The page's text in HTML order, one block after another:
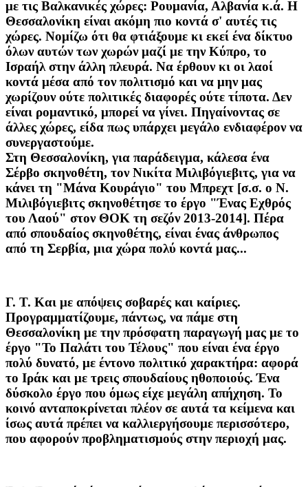
με τις Βαλκανικές χώρες: Ρουμανία, Αλβανία κ.ά. Η
Θεσσαλονίκη είναι ακόμη πιο κοντά σ' αυτές τις
χώρες. Νομίζω ότι θα φτιάξουμε κι εκεί ένα δίκτυο
όλων αυτών των χωρών μαζί με την Κύπρο, το
Ισραήλ στην άλλη πλευρά. Να έρθουν κι οι λαοί
κοντά μέσα από τον πολιτισμό και να μην μας
χωρίζουν ούτε πολιτικές διαφορές ούτε τίποτα. Δεν
είναι ρομαντικό, μπορεί να γίνει. Πηγαίνοντας σε
άλλες χώρες, είδα πως υπάρχει μεγάλο ενδιαφέρον να
συνεργαστούμε.
Στη Θεσσαλονίκη, για παράδειγμα, κάλεσα ένα
Σέρβο σκηνοθέτη, τον Νικίτα Μιλιβόγιεβιτς, για να
κάνει τη "Μάνα Κουράγιο" του Μπρεχτ [σ.σ. ο Ν.
Μιλιβόγιεβιτς σκηνοθέτησε το έργο "Ένας Εχθρός
του Λαού" στον ΘΟΚ τη σεζόν 2013-2014]. Πέρα
από σπουδαίος σκηνοθέτης, είναι ένας άνθρωπος
από τη Σερβία, μια χώρα πολύ κοντά μας...
Γ. Τ. Και με απόψεις σοβαρές και καίριες.
Προγραμματίζουμε, πάντως, να πάμε στη
Θεσσαλονίκη με την πρόσφατη παραγωγή μας με το
έργο "Το Παλάτι του Τέλους" που είναι ένα έργο
πολύ δυνατό, με έντονο πολιτικό χαρακτήρα: αφορά
το Ιράκ και με τρεις σπουδαίους ηθοποιούς. Ένα
δύσκολο έργο που όμως είχε μεγάλη απήχηση. Το
κοινό ανταποκρίνεται πλέον σε αυτά τα κείμενα και
ίσως αυτά πρέπει να καλλιεργήσουμε περισσότερο,
που αφορούν προβληματισμούς στην περιοχή μας.